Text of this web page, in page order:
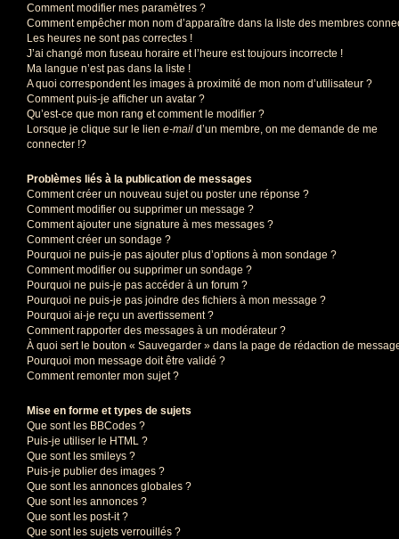
Comment modifier mes paramètres ?
Comment empêcher mon nom d’apparaître dans la liste des membres
Les heures ne sont pas correctes !
J’ai changé mon fuseau horaire et l’heure est toujours incorrecte !
Ma langue n’est pas dans la liste !
A quoi correspondent les images à proximité de mon nom d’utilisateur ?
Comment puis-je afficher un avatar ?
Qu’est-ce que mon rang et comment le modifier ?
Lorsque je clique sur le lien e-mail d’un membre, on me demande de me
connecter !?
Problèmes liés à la publication de messages
Comment créer un nouveau sujet ou poster une réponse ?
Comment modifier ou supprimer un message ?
Comment ajouter une signature à mes messages ?
Comment créer un sondage ?
Pourquoi ne puis-je pas ajouter plus d’options à mon sondage ?
Comment modifier ou supprimer un sondage ?
Pourquoi ne puis-je pas accéder à un forum ?
Pourquoi ne puis-je pas joindre des fichiers à mon message ?
Pourquoi ai-je reçu un avertissement ?
Comment rapporter des messages à un modérateur ?
À quoi sert le bouton « Sauvegarder » dans la page de rédaction de
Pourquoi mon message doit être validé ?
Comment remonter mon sujet ?
Mise en forme et types de sujets
Que sont les BBCodes ?
Puis-je utiliser le HTML ?
Que sont les smileys ?
Puis-je publier des images ?
Que sont les annonces globales ?
Que sont les annonces ?
Que sont les post-it ?
Que sont les sujets verrouillés ?